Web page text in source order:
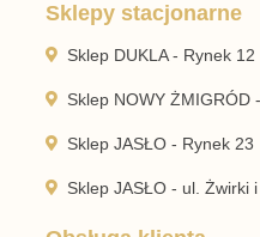
Sklepy stacjonarne
Sklep DUKLA - Rynek 12
Sklep NOWY ŻMIGRÓD
Sklep JASŁO - Rynek 23
Sklep JASŁO - ul. Żwirki